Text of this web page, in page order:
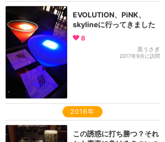
EVOLUTION、PiNK、
skylineに行ってきました
8
黒うさぎ
2017年9月に訪問
2016年
この誘惑に打ち勝つ？それ